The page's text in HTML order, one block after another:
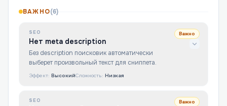
ВАЖНО(6)
SEO
Нет meta description
Без description поисковик автоматически
выберет произвольный текст для сниппета.
Важно
Эффект: ВысокийСложность: Низкая
SEO Важно